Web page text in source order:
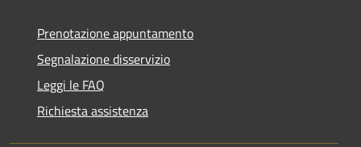
Prenotazione appuntamento
Segnalazione disservizio
Leggi le FAQ
Richiesta assistenza